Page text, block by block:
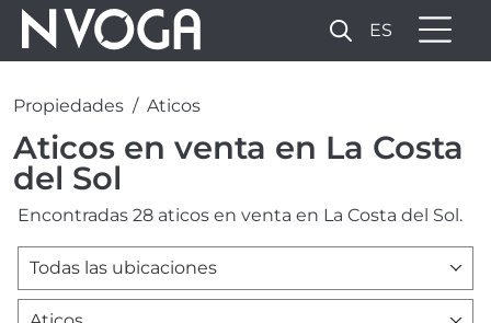
ES
Propiedades Aticos
Aticos en venta en La Costa
del Sol
Encontradas 28 aticos en venta en La Costa del Sol.
Todas las ubicaciones